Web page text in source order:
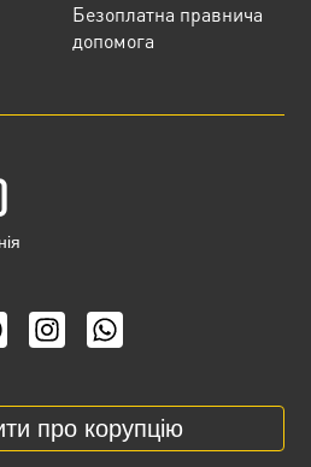
Безоплатна правнича
допомога
про корупцію